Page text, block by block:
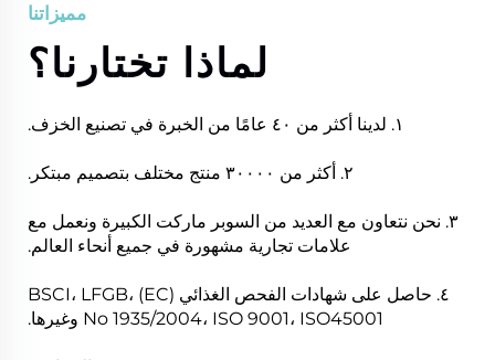
مميزاتنا
لماذا تختارنا؟
١. لدينا أكثر من ٤٠ عامًا من الخبرة في تصنيع الخزف.
٢. أكثر من ٣٠٠٠٠ منتج مختلف بتصميم مبتكر.
٣. نحن نتعاون مع العديد من السوبر ماركت الكبيرة ونعمل مع
علامات تجارية مشهورة في جميع أنحاء العالم.
٤. حاصل على شهادات الفحص الغذائي BSCI، LFGB، (EC)
No 1935/2004، ISO 9001، ISO45001 وغيرها.